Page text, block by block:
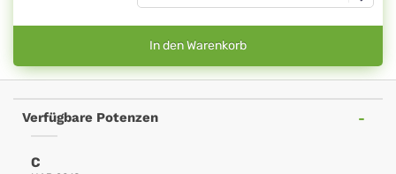
In den Warenkorb
Verfügbare Potenzen
C